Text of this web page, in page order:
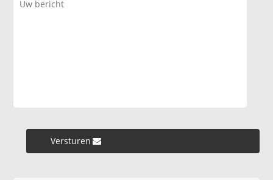
Versturen »